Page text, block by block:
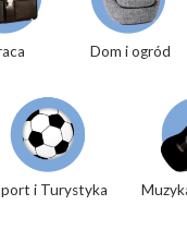
Dom i ogród
i Turystyka